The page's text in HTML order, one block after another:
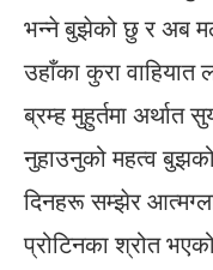
भन्ने बुझेको छु र अब
उहाँका कुरा वाहियात
ब्रम्ह मुहुर्तमा अर्थात
नुहाउनुको महत्व
दिनहरू सम्झेर
प्रोटिनका श्रोत